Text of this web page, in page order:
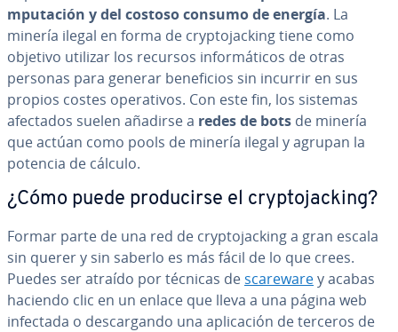
mpu­tación y del costoso consumo de energía. La
minería ilegal en forma de cr­y­p­to­ja­c­ki­ng tiene como
objetivo utilizar los recursos in­fo­r­má­ti­cos de otras
personas para generar be­ne­fi­cios sin incurrir en sus
propios costes ope­ra­ti­vos. Con este fin, los sistemas
afectados suelen añadirse a redes de bots de minería
que actúan como pools de minería ilegal y agrupan la
potencia de cálculo.
¿Cómo puede pro­du­ci­r­se el cr­y­p­to­ja­c­ki­ng?
Formar parte de una red de cr­y­p­to­ja­c­ki­ng a gran escala
sin querer y sin saberlo es más fácil de lo que crees.
Puedes ser atraído por técnicas de scarewarey acabas
haciendo clic en un enlace que lleva a una página web
infectada o de­s­ca­r­ga­n­do una apli­ca­ción de terceros de